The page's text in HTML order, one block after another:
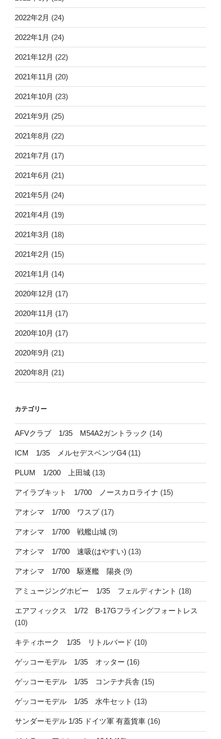
2022年2月 (24)
2022年1月 (24)
2021年12月 (22)
2021年11月 (20)
2021年10月 (23)
2021年9月 (25)
2021年8月 (22)
2021年7月 (17)
2021年6月 (21)
2021年5月 (24)
2021年4月 (19)
2021年3月 (18)
2021年2月 (15)
2021年1月 (14)
2020年12月 (17)
2020年11月 (17)
2020年10月 (17)
2020年9月 (21)
2020年8月 (21)
カテゴリー
AFVクラブ 1/35 M54A2ガントラック (14)
ICM 1/35 メルセデスベンツG4 (11)
PLUM 1/200 上田城 (13)
アイラブキット 1/700 ノースカロライナ (15)
アオシマ 1/700 ワスプ(17)
アオシマ 1/700 戦艦山城 (9)
アオシマ 1/700 速吸(はやすい) (13)
アオシマ 1/700 駆逐艦 陽炎 (9)
アミュージングホビー 1/35 フェルディナント (18)
エアフィックス 1/72 B-17Gフライングフォートレス
(10)
キティホーク 1/35 リトルバード (10)
ゲッコーモデル 1/35 オッター (16)
ゲッコーモデル 1/35 コンテナ兵舎 (15)
ゲッコーモデル 1/35 水牛セット (13)
サンダーモデル 1/35 ドイツ軍 有蓋貨車 (16)